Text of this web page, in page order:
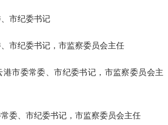
市纪委书记
市纪委书记，市监察委员会主任
市委常委、市纪委书记，市监察委员会主
委、市纪委书记，市监察委员会主任